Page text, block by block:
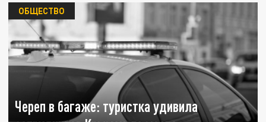
Череп в багаже: туристка удивила
ОБЩЕСТВО